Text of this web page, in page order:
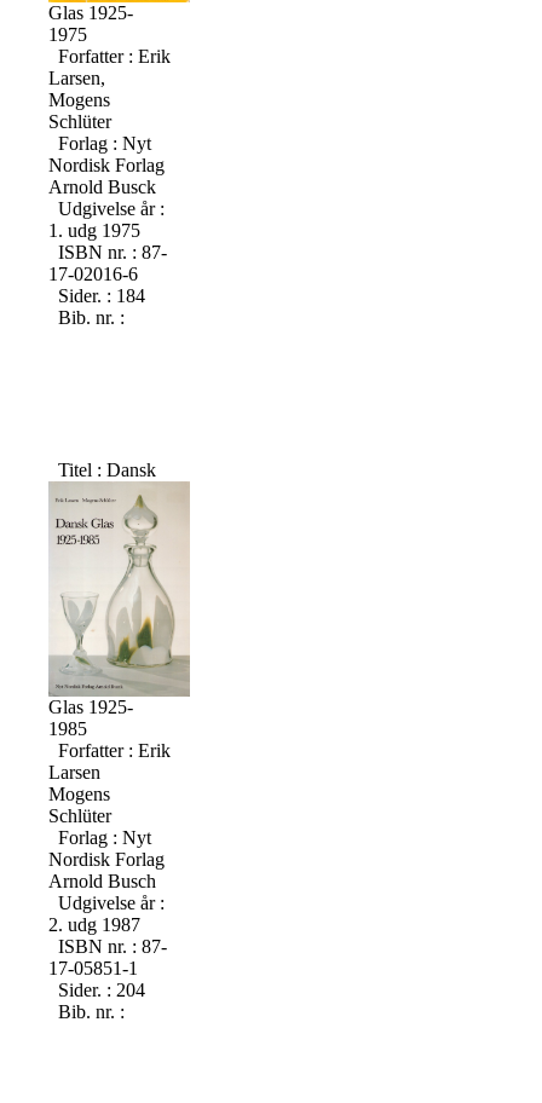
Glas 1925-
1975
Forfatter : Erik
Larsen,
Mogens
Schlüter
Forlag : Nyt
Nordisk Forlag
Arnold Busck
Udgivelse år :
1. udg 1975
ISBN nr. : 87-
17-02016-6
Sider. : 184
Bib. nr. :
Titel : Dansk
Glas 1925-
1985
Forfatter : Erik
Larsen
Mogens
Schlüter
Forlag : Nyt
Nordisk Forlag
Arnold Busch
Udgivelse år :
2. udg 1987
ISBN nr. : 87-
17-05851-1
Sider. : 204
Bib. nr. :